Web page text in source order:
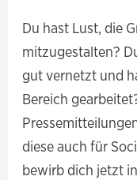
Du hast Lust, die
mitzugestalten?
gut vernetzt und
Bereich
diese auch für
bewirb dich jetzt